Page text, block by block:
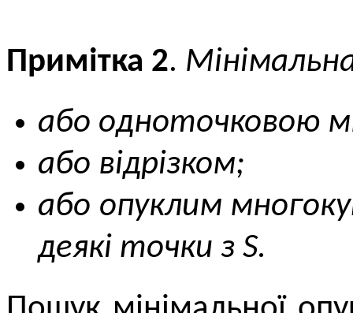
Примітка 2.
або одноточковою
або відрізком;
або опуклим
деякі точки з S.